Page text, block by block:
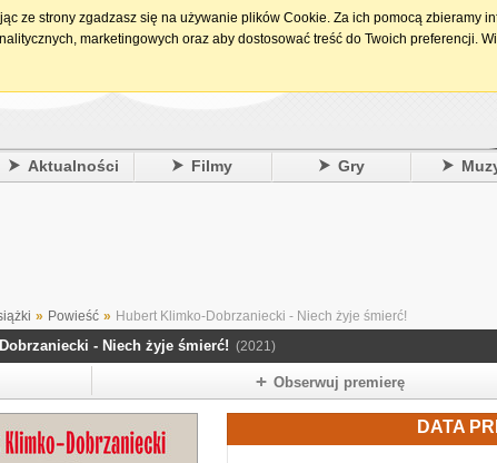
Aktualności Filmy Gry
» Powieść » Hubert Klimko-Dobrzaniecki - Niech żyje śmierć!
- Niech żyje śmierć! (2021)
Obserwuj premierę
DATA
ze strony zgadzasz się na używanie plików Cookie. Za ich pomocą zbieramy
marketingowych oraz aby dostosować treść do Twoich preferencji.